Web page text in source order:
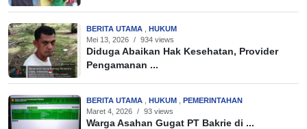
BERITA UTAMA
HUKUM
Mei 13, 2026 / 934 views
Diduga Abaikan Hak Kesehatan, Provider
Pengamanan ...
BERITA UTAMA HUKUM
PEMERINTAHAN
Maret 4, 2026 / 93 views
Warga Asahan Gugat PT Bakrie di ...